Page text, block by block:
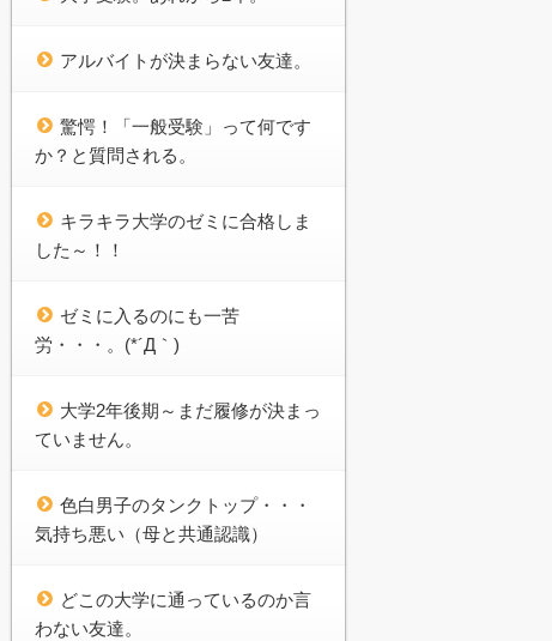
アルバイトが決まらない友達。
驚愕！「一般受験」って何です
か？と質問される。
キラキラ大学のゼミに合格しま
した～！！
ゼミに入るのにも一苦
労・・・。(*´Д｀)
大学2年後期～まだ履修が決まっ
ていません。
色白男子のタンクトップ・・・
気持ち悪い（母と共通認識）
どこの大学に通っているのか言
わない友達。